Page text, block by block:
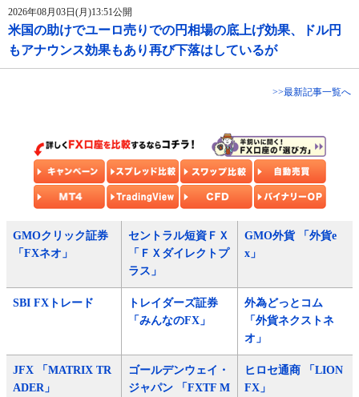
2026年08月03日(月)13:51公開
米国の助けでユーロ売りでの円相場の底上げ効果、ドル円
もアナウンス効果もあり再び下落はしているが
>>最新記事一覧へ
GMOクリック証券
「FXネオ」
セントラル短資ＦＸ
「ＦＸダイレクトプ
ラス」
GMO外貨 「外貨e
x」
SBI FXトレード
トレイダーズ証券
「みんなのFX」
外為どっとコム
「外貨ネクストネ
オ」
JFX 「MATRIX TR
ADER」
ゴールデンウェイ・
ジャパン 「FXTF M
ヒロセ通商 「LION
FX」